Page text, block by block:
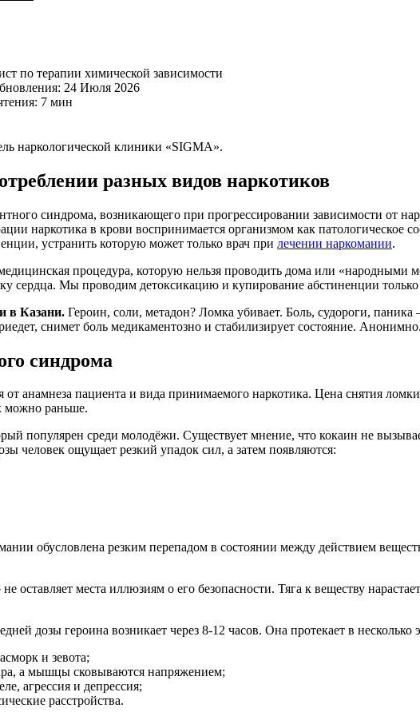
по терапии химической зависимости
24 Июля 2026
7 мин
наркологической клиники «SIGMA».
разных видов наркотиков
синдрома, возникающего при прогрессировании зависимости от
наркотика в крови воспринимается организмом как патологическое
устранить которую может только врач при лечении наркомании.
процедура, которую нельзя проводить дома или «народными
сердца. Мы проводим детоксикацию и купирование абстиненции
в Казани. Героин, соли, метадон? Ломка убивает. Боль, судороги,
снимет боль медикаментозно и стабилизирует состояние.
синдрома
от анамнеза пациента и вида принимаемого наркотика. Цена снятия
можно раньше.
популярен среди молодёжи. Существует мнение, что кокаин не
человек ощущает резкий упадок сил, а затем появляются:
обусловлена резким перепадом в состоянии между действием
оставляет места иллюзиям о его безопасности. Тяга к веществу
дозы героина возникает через 8-12 часов. Она протекает в несколько
и зевота;
а мышцы сковываются напряжением;
агрессия и депрессия;
расстройства.